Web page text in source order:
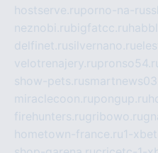
hostserve.ruporno-na-
neznobi.rubigfatcc.ru
delfinet.rusilvernano.ru
velotrenajery.ru
show-pets.ru
miraclecoon.rupongup.ru
firehunters.rugribowo.ru
hometown-france.ru1-